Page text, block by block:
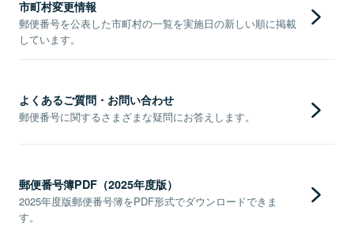
市町村変更情報
郵便番号を公表した市町村の一覧を実施日の新しい順に掲載
しています。
よくあるご質問・お問い合わせ
郵便番号に関するさまざまな疑問にお答えします。
郵便番号簿PDF（2025年度版）
2025年度版郵便番号簿をPDF形式でダウンロードできま
す。